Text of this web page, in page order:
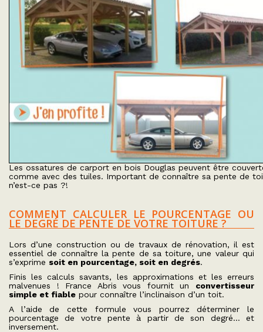
Les ossatures de carport en bois Douglas peuvent être
comme avec des tuiles. Important de connaître sa pente de
n’est-ce pas ?!
COMMENT CALCULER LE POURCENTAGE OU
LE DEGRÉ DE PENTE DE VOTRE TOITURE ?
Lors d’une construction ou de travaux de rénovation, il est
essentiel de connaître la pente de sa toiture, une valeur qui
s’exprime soit en pourcentage, soit en degrés.
Finis les calculs savants, les approximations et les erreurs
malvenues ! France Abris vous fournit un convertisseur
simple et fiable pour connaître l’inclinaison d’un toit.
A l’aide de cette formule vous pourrez déterminer le
pourcentage de votre pente à partir de son degré… et
inversement.